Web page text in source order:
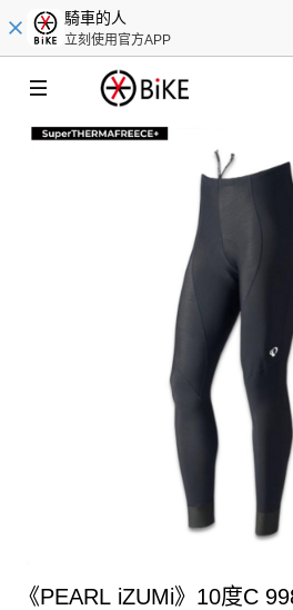
騎車的人
立刻使用官方APP
《PEARL iZUMi》10度C